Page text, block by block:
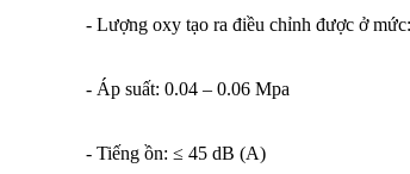
- Lượng oxy tạo ra điều chỉnh được ở
- Áp suất: 0.04 – 0.06 Mpa
- Tiếng ồn: ≤ 45 dB (A)